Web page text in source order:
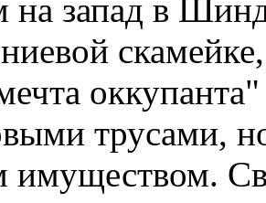
на запад в
трусами,
имуществом.